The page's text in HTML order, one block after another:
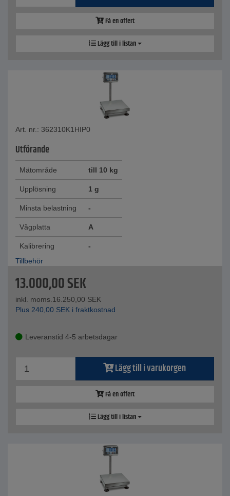
Få en offert
Lägg till i listan
Art. nr.: 362310K1HIP0
Utförande
Mätområde till 10 kg
Upplösning 1 g
Minsta belastning -
Vågplatta A
Kalibrering
-
Tillbehör
13.000,00SEK
inkl. moms.16.250,00 SEK
Plus 240,00 SEK i fraktkostnad
Leveranstid 4-5 arbetsdagar
Lägg till i varukorgen
Få en offert
Lägg till i listan